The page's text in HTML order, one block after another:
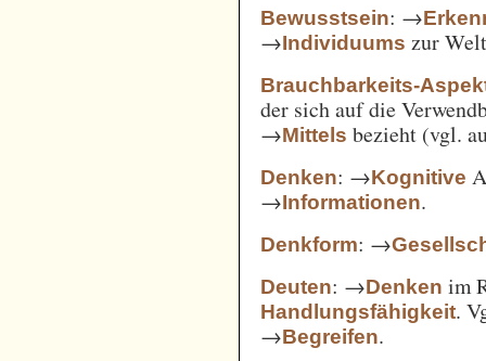
Bewusstsein: →
→Individuums zur
Brauchbarkeits-
der sich auf die
→Mittels bezieht (vgl.
Denken: →Kognitive
→Informationen.
Denkform: →
Deuten: →Denken im
Handlungsfähigkeit.
→Begreifen.